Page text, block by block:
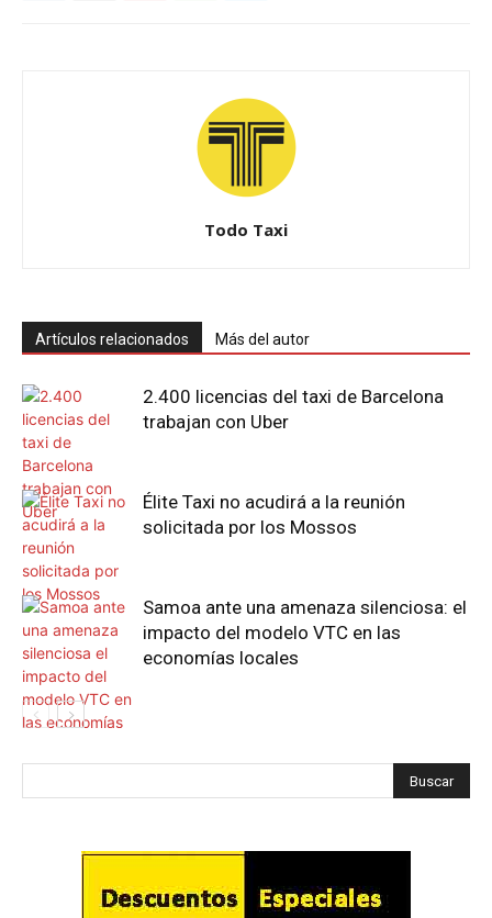
Todo Taxi
Artículos relacionados Más del autor
2.400 licencias del taxi de Barcelona
trabajan con Uber
Élite Taxi no acudirá a la reunión
solicitada por los Mossos
Samoa ante una amenaza silenciosa: el
impacto del modelo VTC en las
economías locales